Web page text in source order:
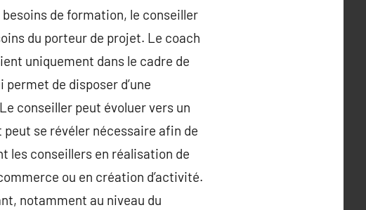
de formation, le conseiller
du porteur de projet. Le coach
uniquement dans le cadre de
de disposer d’une
conseiller peut évoluer vers un
se révéler nécessaire afin de
les conseillers en réalisation de
ou en création d’activité.
notamment au niveau du